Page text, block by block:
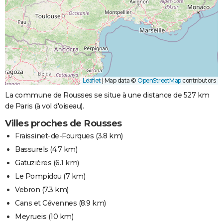
Leaflet |Map data © OpenStreetMapcontributors
La commune de Rousses se situe à une distance de 527 km
de Paris (à vol d'oiseau).
Villes proches de Rousses
Fraissinet-de-Fourques (3.8 km)
Bassurels (4.7 km)
Gatuzières (6.1 km)
Le Pompidou (7 km)
Vebron (7.3 km)
Cans et Cévennes (8.9 km)
Meyrueis (10 km)